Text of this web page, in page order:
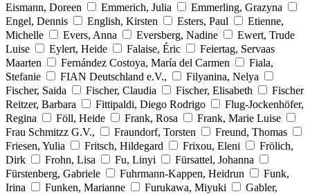
Eismann, Doreen
Emmerich, Julia
Emmerling, Grazyna
Engel, Dennis
English, Kirsten Esters, Paul
Etienne,
Michelle
Evers, Anna Eversberg, Nadine
Ewert, Trude
Luise
Eylert, Heide Falaise, Éric
Feiertag, Servaas
Maarten
Fernández Costoya, María del Carmen
Fiala,
Stefanie
FIAN Deutschland e.V.,
Filyanina, Nelya
Fischer, Saida
Fischer, Claudia Fischer, Elisabeth
Fischer
Reitzer, Barbara
Fittipaldi, Diego Rodrigo
Flug-Jockenhöfer,
Regina
Föll, Heide Frank, Rosa
Frank, Marie Luise
Frau Schmitzz G.V.,
Fraundorf, Torsten
Freund, Thomas
Friesen, Yulia
Fritsch, Hildegard Frixou, Eleni
Frölich,
Dirk
Frohn, Lisa Fu, Linyi
Fürsattel, Johanna
Fürstenberg, Gabriele
Fuhrmann-Kappen, Heidrun
Funk,
Irina
Funken, Marianne Furukawa, Miyuki
Gabler,